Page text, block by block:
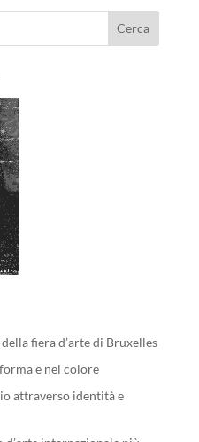
fiera d’arte di Bruxelles
e nel colore
attraverso identità e